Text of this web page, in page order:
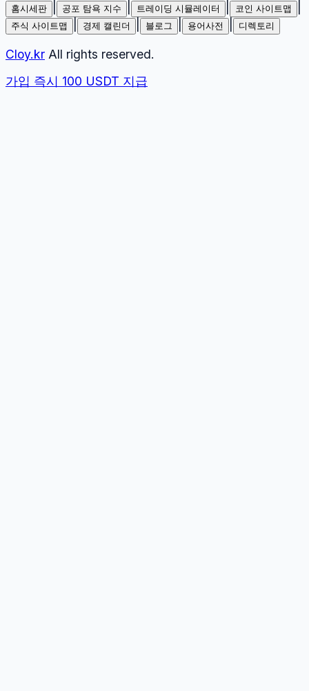
홈시세판 공포 탐욕 지수 트레이딩 시뮬레이터 코인 사이트맵
주식 사이트맵 경제 캘린더 블로그 용어사전 디렉토리
Cloy.kr All rights reserved.
가입 즉시 100 USDT 지급